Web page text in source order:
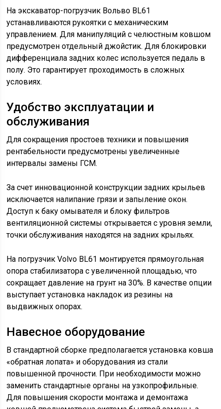
На экскаватор-погрузчик Вольво BL61
устанавливаются рукоятки с механическим
управлением. Для манипуляций с челюстным ковшом
предусмотрен отдельный джойстик. Для блокировки
дифференциала задних колес используется педаль в
полу. Это гарантирует проходимость в сложных
условиях.
Удобство эксплуатации и
обслуживания
Для сокращения простоев техники и повышения
рентабельности предусмотрены увеличенные
интервалы замены ГСМ.
За счет инновационной конструкции задних крыльев
исключается налипание грязи и запыление окон.
Доступ к баку омывателя и блоку фильтров
вентиляционной системы открывается с уровня земли,
точки обслуживания находятся на задних крыльях.
На погрузчик Volvo BL61 монтируется прямоугольная
опора стабилизатора с увеличенной площадью, что
сокращает давление на грунт на 30%. В качестве опции
выступает установка накладок из резины на
выдвижных опорах.
Навесное оборудование
В стандартной сборке предполагается установка ковша
«обратная лопата» и оборудования из стали
повышенной прочности. При необходимости можно
заменить стандартные органы на узкопрофильные.
Для повышения скорости монтажа и демонтажа